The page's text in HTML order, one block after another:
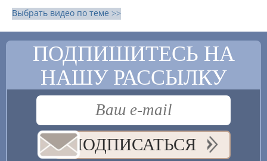
Выбрать видео по теме >>
ПОДПИШИТЕСЬ НА
НАШУ РАССЫЛКУ
ПОДПИСАТЬСЯ